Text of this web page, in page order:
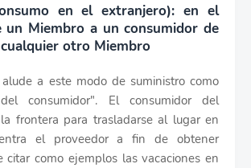
en el extranjero): en el
Miembro a un consumidor de
otro Miembro
a este modo de suministro como
consumidor". El consumidor del
frontera para trasladarse al lugar en
el proveedor a fin de obtener
citar como ejemplos las vacaciones en